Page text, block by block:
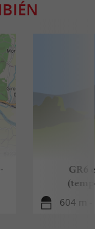
GR6
604 m -